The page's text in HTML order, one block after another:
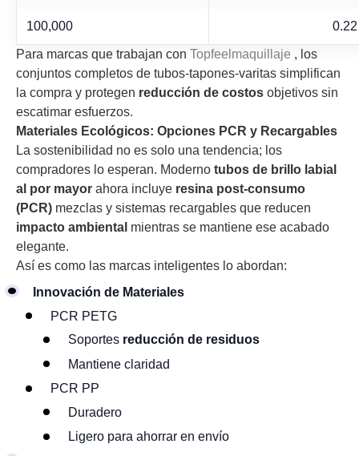
100,000 0.22
Para marcas que trabajan con Topfeelmaquillaje , los
conjuntos completos de tubos-tapones-varitas simplifican
la compra y protegen reducción de costos objetivos sin
escatimar esfuerzos.
Materiales Ecológicos: Opciones PCR y Recargables
La sostenibilidad no es solo una tendencia; los
compradores lo esperan. Moderno tubos de brillo labial
al por mayor ahora incluye resina post-consumo
(PCR) mezclas y sistemas recargables que reducen
impacto ambiental mientras se mantiene ese acabado
elegante.
Así es como las marcas inteligentes lo abordan:
Innovación de Materiales
PCR PETG
Soportes reducción de residuos
Mantiene claridad
PCR PP
Duradero
Ligero para ahorrar en envío